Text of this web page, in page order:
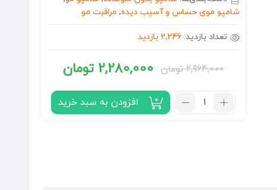
شامپو موی حساس و آسیب دیده, مراقبت مو
تعداد بازدید: 2,246 بازدید
2,964,000 تومان
قیمت
اصلی:
2,964,000 تومان
2,280,000 تومان
قیمت
فعلی:
2,280,000 تومان.
تعداد:
افزودن به سبد خرید